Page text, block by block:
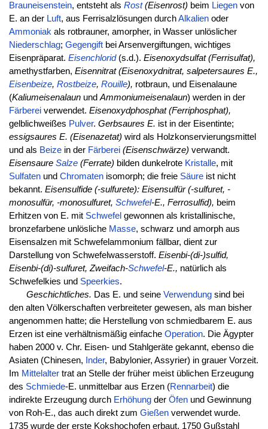
Brauneisenstein, entsteht als Rost(Eisenrost) beim Liegenvon
E. an der Luft, aus Ferrisalzlösungen durchAlkalienoder
Ammoniak als rotbrauner, amorpher, in Wasser unlöslicher
Niederschlag; Gegengiftbei Arsenvergiftungen, wichtiges
Eisenpräparat. Eisenchlorid(s.d.). Eisenoxydsulfat (Ferrisulfat),
amethystfarben, Eisennitrat (Eisenoxydnitrat, salpetersaures E.,
Eisenbeize, Rostbeize, Rouille), rotbraun, und Eisenalaune
(Kaliumeisenalaunund Ammoniumeisenalaun) werden in der
Färbereiverwendet. Eisenoxydphosphat (Ferriphosphat),
gelblichweißes Pulver. Gerbsaures E. ist in der Eisentinte;
essigsaures E. (Eisenazetat) wird als Holzkonservierungsmittel
und als Beizein der Färberei (Eisenschwärze) verwandt.
Eisensaure Salze(Ferrate) bilden dunkelrote Kristalle, mit
Sulfatenund Chromatenisomorph; die freie Säureist nicht
bekannt. Eisensulfide (-sulfurete): Eisensulfür (-sulfuret, -
monosulfür, -monosulfuret, Schwefel-E., Ferrosulfid), beim
Erhitzen von E. mit Schwefel gewonnen als kristallinische,
bronzefarbene unlösliche Masse, schwarz und amorph aus
Eisensalzen mit Schwefelammonium fällbar, dient zur
Darstellung von Schwefelwasserstoff. Eisenbi-(di-)sulfid,
Eisenbi-(di)-sulfuret, Zweifach-Schwefel-E., natürlich als
Schwefelkies und Speerkies.
Geschichtliches. Das E. und seine Verwendungsind bei
den alten Völkerschaften verbreiteter gewesen, als man bisher
angenommen hatte; die Herstellung von schmiedbarem E. aus
Erzen ist eine verhältnismäßig einfache Operation. Die Ägypter
haben 2000 v. Chr. Eisen- und Stahlgeräte gekannt, ebenso die
Asiaten (Chinesen,
Inder, Babylonier, Assyrier) in grauer Vorzeit.
Im Mittelaltertrat an Stelle der früher meist üblichen Erzeugung
des Schmiede-E. unmittelbar aus Erzen (Rennarbeit) die
indirekte Erzeugung durch Erhöhungder Öfenund Gewinnung
von Roh-E., das auch direkt zum Gießenverwendet wurde.
1735 wurde der erste Kokshochofen erbaut, 1750 Gußstahl